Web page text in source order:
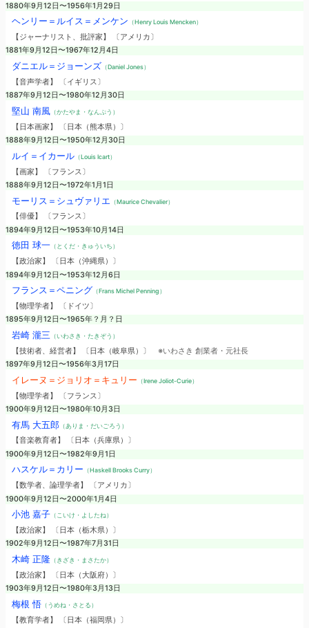
1880年9月12日〜1956年1月29日
ヘンリー＝ルイス＝メンケン （Henry Louis Mencken）
【ジャーナリスト、批評家】 〔アメリカ〕
1881年9月12日〜1967年12月4日
ダニエル＝ジョーンズ （Daniel Jones）
【音声学者】 〔イギリス〕
1887年9月12日〜1980年12月30日
堅山 南風（かたやま・なんぷう）
【日本画家】 〔日本（熊本県）〕
1888年9月12日〜1950年12月30日
ルイ＝イカール（Louis Icart）
【画家】 〔フランス〕
1888年9月12日〜1972年1月1日
モーリス＝シュヴァリエ （Maurice Chevalier）
【俳優】 〔フランス〕
1894年9月12日〜1953年10月14日
徳田 球一（とくだ・きゅういち）
【政治家】 〔日本（沖縄県）〕
1894年9月12日〜1953年12月6日
フランス＝ペニング （Frans Michel Penning）
【物理学者】 〔ドイツ〕
1895年9月12日〜1965年？月？日
岩崎 瀧三 （いわさき・たきぞう）
【技術者、経営者】 〔日本（岐阜県）〕 ※いわさき 創業者・元社長
1897年9月12日〜1956年3月17日
イレーヌ＝ジョリオ＝キュリー （Irene Joliot-Curie）
【物理学者】 〔フランス〕
1900年9月12日〜1980年10月3日
有馬 大五郎（ありま・だいごろう）
【音楽教育者】 〔日本（兵庫県）〕
1900年9月12日〜1982年9月1日
ハスケル＝カリー （Haskell Brooks Curry）
【数学者、論理学者】 〔アメリカ〕
1900年9月12日〜2000年1月4日
小池 嘉子（こいけ・よしたね）
【政治家】 〔日本（栃木県）〕
1902年9月12日〜1987年7月31日
木崎 正隆（きざき・まさたか）
【政治家】 〔日本（大阪府）〕
1903年9月12日〜1980年3月13日
梅根 悟（うめね・さとる）
【教育学者】 〔日本（福岡県）〕